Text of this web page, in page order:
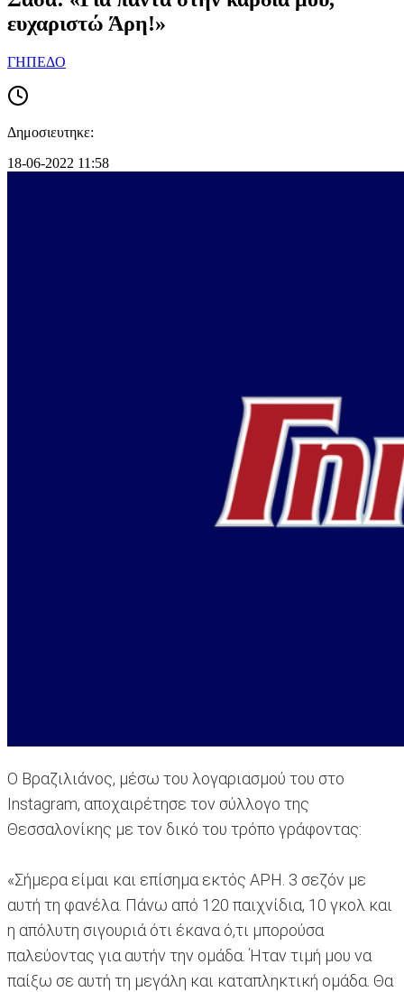
ευχαριστώ Άρη!»
ΓΗΠΕΔΟ
Δημοσιευτηκε:
18-06-2022 11:58
Ο Βραζιλιάνος, μέσω του λογαριασμού του στο
Instagram, αποχαιρέτησε τον σύλλογο της
Θεσσαλονίκης με τον δικό του τρόπο γράφοντας:
«Σήμερα είμαι και επίσημα εκτός ΑΡΗ. 3 σεζόν με
αυτή τη φανέλα. Πάνω από 120 παιχνίδια, 10 γκολ και
η απόλυτη σιγουριά ότι έκανα ό,τι μπορούσα
παλεύοντας για αυτήν την ομάδα. Ήταν τιμή μου να
παίξω σε αυτή τη μεγάλη και καταπληκτική ομάδα. Θα